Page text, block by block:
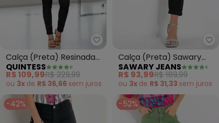
Quintess - Calça (Preta)
Calça (Preta) Resinada
com Detalhes no Cós
QUINTESS
R$ 109,99R$ 229,99
ou 3x de R$ 36,66 sem juros
Calça (Preta) Sawary
Mom Jeans com Rasgo
Joelhos
SAWARY JEANS
R$ 93,99R$ 189,99
ou 3x de R$ 31,33 sem juros
-42% -52%